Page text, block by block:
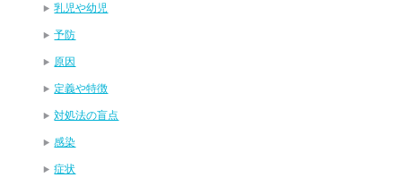
乳児や幼児
予防
原因
定義や特徴
対処法の盲点
感染
症状